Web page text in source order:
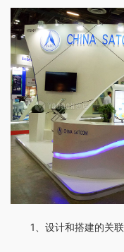
1、设计和搭建的关联